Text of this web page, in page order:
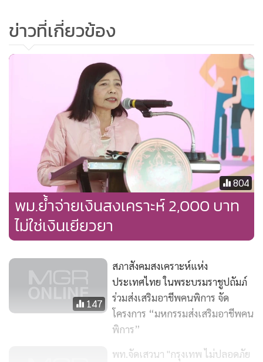
• วิทยาศาสตร์
• SMEs
•
Celeb Online
Factcheck
News1
• Gotomanager
ข่าวที่เกี่ยวข้อง
804
พม.ย้ำจ่ายเงินสงเคราะห์ 2,000 บาท
ไม่ใช่เงินเยียวยา
147
สภาสังคมสงเคราะห์แห่ง
ประเทศไทย ในพระบรมราชูปถัมภ์
ร่วมส่งเสริมอาชีพคนพิการ จัด
โครงการ “มหกรรมส่งเสริมอาชีพคน
พิการ”
พท.จัดเสวนา "กรุงเทพ ไม่ปลอดภัย